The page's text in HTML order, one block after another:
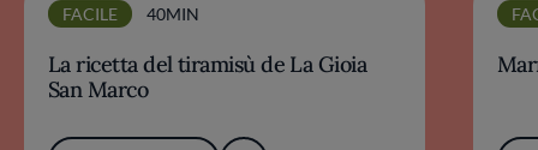
FACILE 40MIN
La ricetta del tiramisù de La Gioia
San Marco